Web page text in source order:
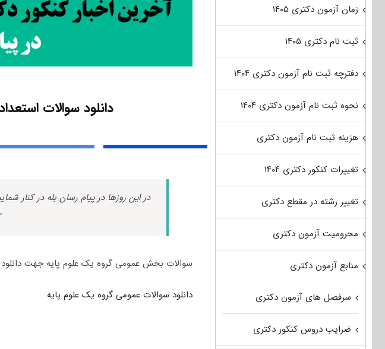
دانلود سوالات استعداد
در این روزها در پیام رسان بله در کنار
سوالات بخش عمومی گروه یک علوم پایه جهت
دانلود سوالات عمومی گروه یک علوم پایه
زمان آزمون دکتری ۱۴۰۵
ثبت نام دکتری ۱۴۰۵
دفترچه ثبت نام آزمون دکتری ۱۴۰۴
نحوه ثبت نام آزمون دکتری ۱۴۰۴
هزینه ثبت نام آزمون دکتری
تغییرات کنکور دکتری ۱۴۰۴
تغییر رشته در مقطع دکتری
محرومیت آزمون دکتری
منابع آزمون دکتری
سرفصل های آزمون دکتری
ضرایب دروس کنکور دکتری